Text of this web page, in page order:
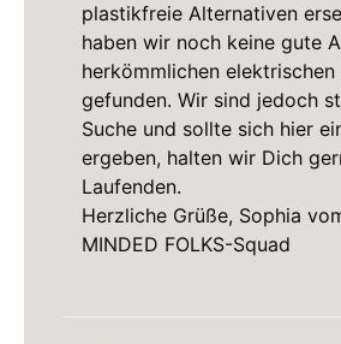
plastikfreie Alternativen
haben wir noch keine gute
herkömmlichen elektrischen
gefunden. Wir sind jedoch
Suche und sollte sich hier
ergeben, halten wir Dich
Laufenden.
Herzliche Grüße, Sophia
MINDED FOLKS-Squad